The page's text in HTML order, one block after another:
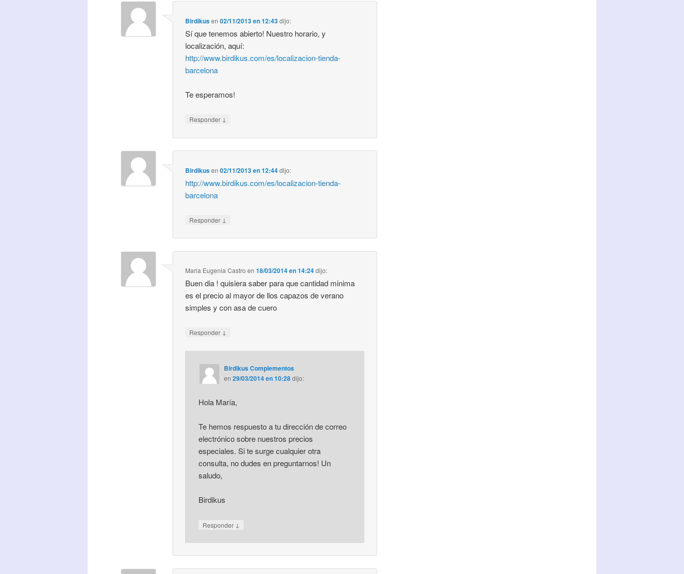
Birdikusen02/11/2013 en 12:43dijo:
Sí que tenemos abierto! Nuestro horario, y
localización, aquí:
http://www.birdikus.com/es/localizacion-tienda-
barcelona
Te esperamos!
Responder ↓
Birdikusen02/11/2013 en 12:44dijo:
http://www.birdikus.com/es/localizacion-tienda-
barcelona
Responder ↓
Maria Eugenia Castro en18/03/2014 en 14:24dijo:
Buen dia ! quisiera saber para que cantidad minima
es el precio al mayor de llos capazos de verano
simples y con asa de cuero
Responder ↓
Birdikus Complementos
en 29/03/2014 en 10:28 dijo:
Hola María,
Te hemos respuesto a tu dirección de correo
electrónico sobre nuestros precios
especiales. Si te surge cualquier otra
consulta, no dudes en preguntarnos! Un
saludo,
Birdikus
Responder ↓